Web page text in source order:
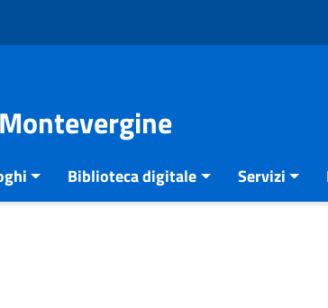
Biblioteca digitale Servizi